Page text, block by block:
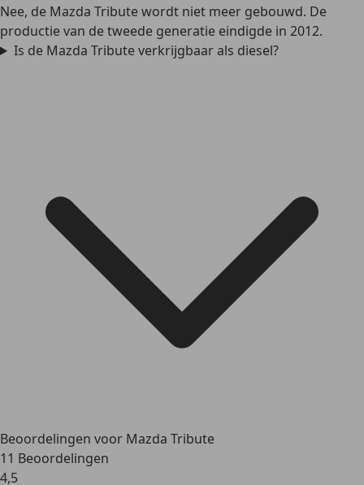
Nee, de Mazda Tribute wordt niet meer gebouwd. De
productie van de tweede generatie eindigde in 2012.
Is de Mazda Tribute verkrijgbaar als diesel?
Beoordelingen voor Mazda Tribute
11 Beoordelingen
4,5